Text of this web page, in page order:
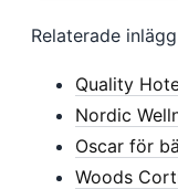
Relaterade inlägg
Quality
Nordic
Oscar för
Woods